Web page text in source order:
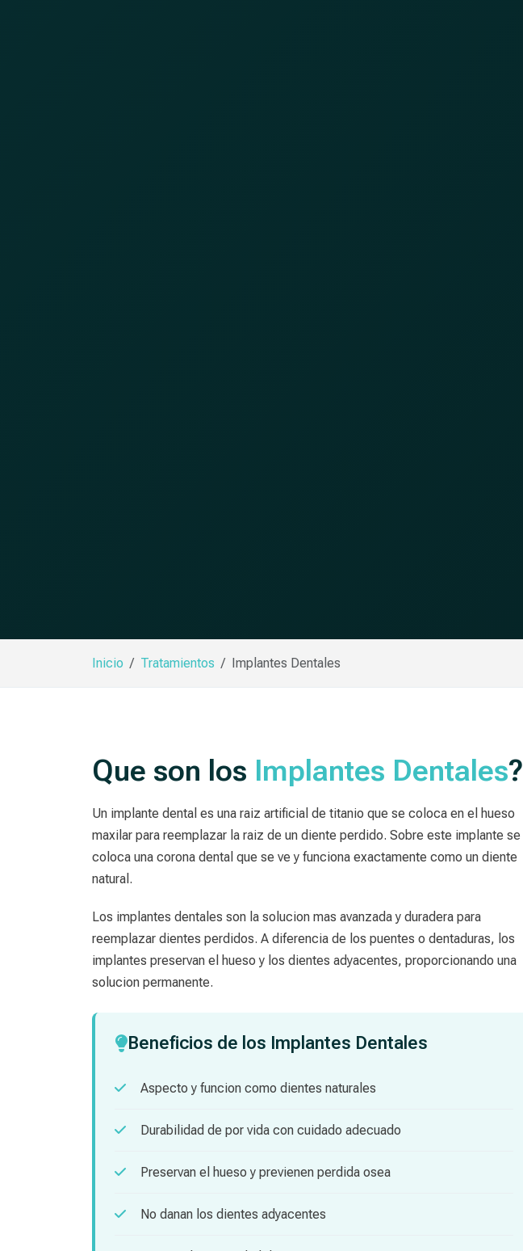
Inicio Tratamientos Implantes Dentales
Que son los Implantes Dentales?
Un implante dental es una raiz artificial de titanio que se coloca en el hueso
maxilar para reemplazar la raiz de un diente perdido. Sobre este implante se
coloca una corona dental que se ve y funciona exactamente como un diente
natural.
Los implantes dentales son la solucion mas avanzada y duradera para
reemplazar dientes perdidos. A diferencia de los puentes o dentaduras, los
implantes preservan el hueso y los dientes adyacentes, proporcionando una
solucion permanente.
Beneficios de los Implantes Dentales
Aspecto y funcion como dientes naturales
Durabilidad de por vida con cuidado adecuado
Preservan el hueso y previenen perdida osea
No danan los dientes adyacentes